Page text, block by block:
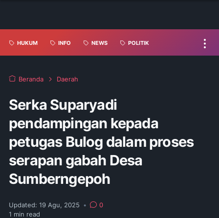
HUKUM INFO NEWS POLITIK
Beranda Daerah
Serka Suparyadi
pendampingan kepada
petugas Bulog dalam proses
serapan gabah Desa
Sumberngepoh
Updated: 19 Agu, 2025 •
0
1 min read